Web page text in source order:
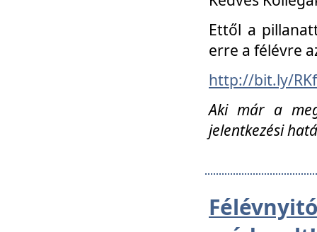
Ettől a
erre a félévre
http://bit.ly/
Aki már a
jelentkezési